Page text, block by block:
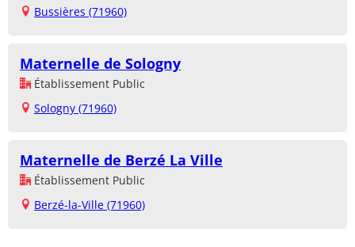
Bussières (71960)
Maternelle de Sologny
Établissement Public
Sologny (71960)
Maternelle de Berzé La Ville
Établissement Public
Berzé-la-Ville (71960)